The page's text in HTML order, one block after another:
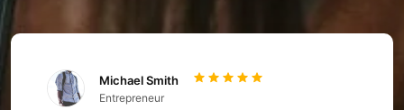
Michael Smith
Entrepreneur